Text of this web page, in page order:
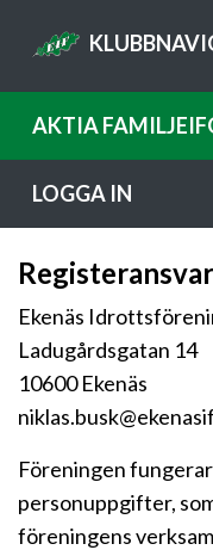
AKTIA
LOGGA IN
Ekenäs
Ladugårdsgatan 14
10600 Ekenäs
Föreningen
personuppgifter,
föreningens